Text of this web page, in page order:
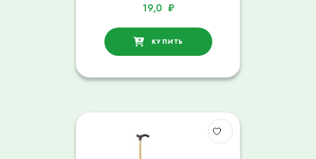
19,0 ₽
КУПИТЬ